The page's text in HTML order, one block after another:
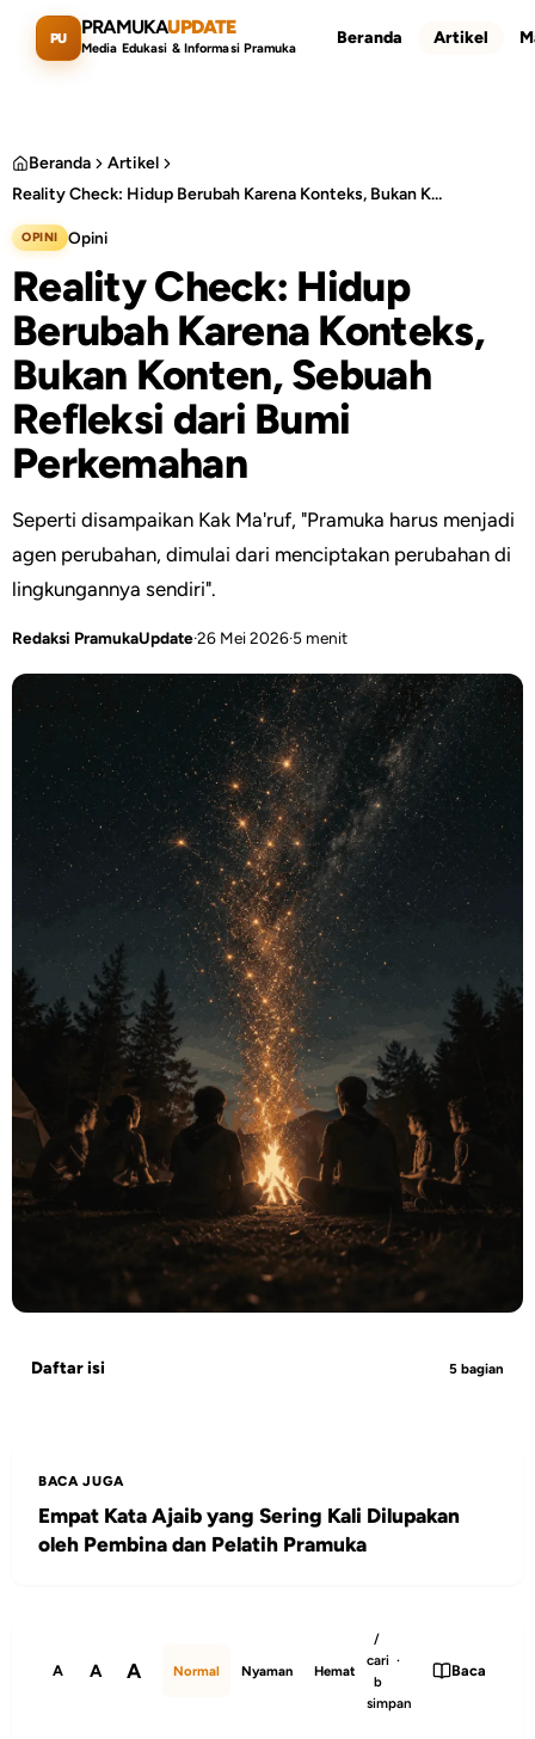
Lewati ke konten utama
PU PRAMUKAUPDATE
Media Edukasi & Informasi Pramuka
Beranda Artikel
Cari artikel
Beranda
Artikel
Reality Check: Hidup Berubah Karena Konteks, Bukan Konten, Sebuah Refleksi dari Bumi Perkemahan
OPINI Opini
Reality Check: Hidup
Berubah Karena Konteks,
Bukan Konten, Sebuah
Refleksi dari Bumi
Perkemahan
Seperti disampaikan Kak Ma'ruf, "Pramuka harus menjadi
agen perubahan, dimulai dari menciptakan perubahan di
lingkungannya sendiri".
Redaksi PramukaUpdate·26 Mei 2026·5 menit
Daftar isi 5 bagian
BACA JUGA
Empat Kata Ajaib yang Sering Kali Dilupakan
oleh Pembina dan Pelatih Pramuka
A A A Normal Nyaman Hemat
/
cari ·
b
simpan
Baca